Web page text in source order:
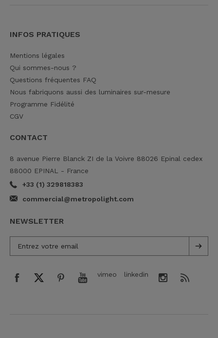
INFOS PRATIQUES
Mentions légales
Qui sommes-nous ?
Questions fréquentes FAQ
Nous fabriquons aussi des luminaires sur-mesure
Programme Fidélité
CGV
CONTACT
8 avenue Pierre Blanck ZI de la Voivre 88026 Epinal cedex
88000 EPINAL - France
+33 (1) 329818383
commercial@metropolight.com
NEWSLETTER
vimeo linkedin